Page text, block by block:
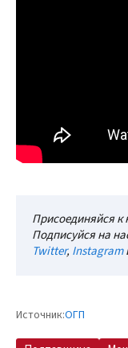
Присоединяйся
Подписуйся на
Twitter, Instagram
Источник:ОГП